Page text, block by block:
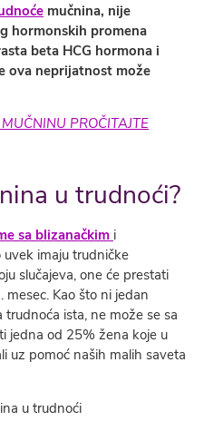
mučnina, nije
hormonskih promena
beta HCG hormona i
ova neprijatnost može
PROČITAJTE
u trudnoći?
sa blizanačkim i
imaju trudničke
slučajeva, one će prestati
mesec. Kao što ni jedan
ista, ne može se sa
jedna od 25% žena koje u
uz pomoć naših malih saveta